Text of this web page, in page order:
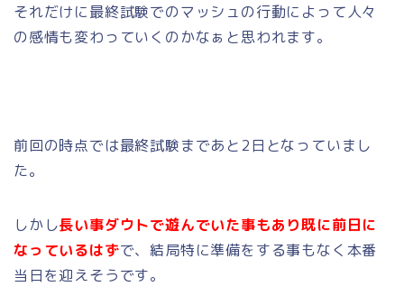
それだけに最終試験でのマッシュの行動によって人々
の感情も変わっていくのかなぁと思われます。
前回の時点では最終試験まであと2日となっていまし
た。
しかし長い事ダウトで遊んでいた事もあり既に前日に
なっているはずで、結局特に準備をする事もなく本番
当日を迎えそうです。